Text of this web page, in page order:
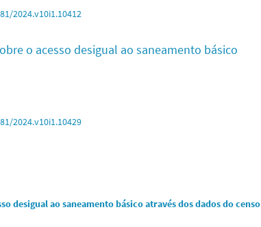
2024.v10i1.10412
o acesso desigual ao saneamento básico
2024.v10i1.10429
desigual ao saneamento básico através dos dados do censo